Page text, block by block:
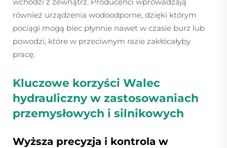
również urządzenia wodoodporne, dzięki którym
pociągi mogą biec płynnie nawet w czasie burz lub
powodzi, które w przeciwnym razie zakłócałyby
pracę.
Kluczowe korzyści Walec
hydraulicznyw zastosowaniach
przemysłowych i silnikowych
Wyższa precyzja i kontrola w